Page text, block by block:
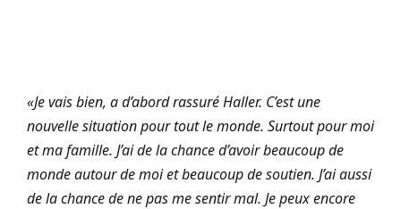
«Je vais bien, a d’abord rassuré Haller. C’est une
nouvelle situation pour tout le monde. Surtout pour moi
et ma famille. J’ai de la chance d’avoir beaucoup de
monde autour de moi et beaucoup de soutien. J’ai aussi
de la chance de ne pas me sentir mal. Je peux encore